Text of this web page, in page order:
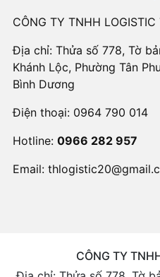
CÔNG TY TNHH LOGISTIC
Địa chỉ: Thửa số 778, Tờ
Khánh Lộc, Phường Tân
Bình Dương
Điện thoại: 0964 790 014
Hotline: 0966 282 957
Email:
CÔNG TY